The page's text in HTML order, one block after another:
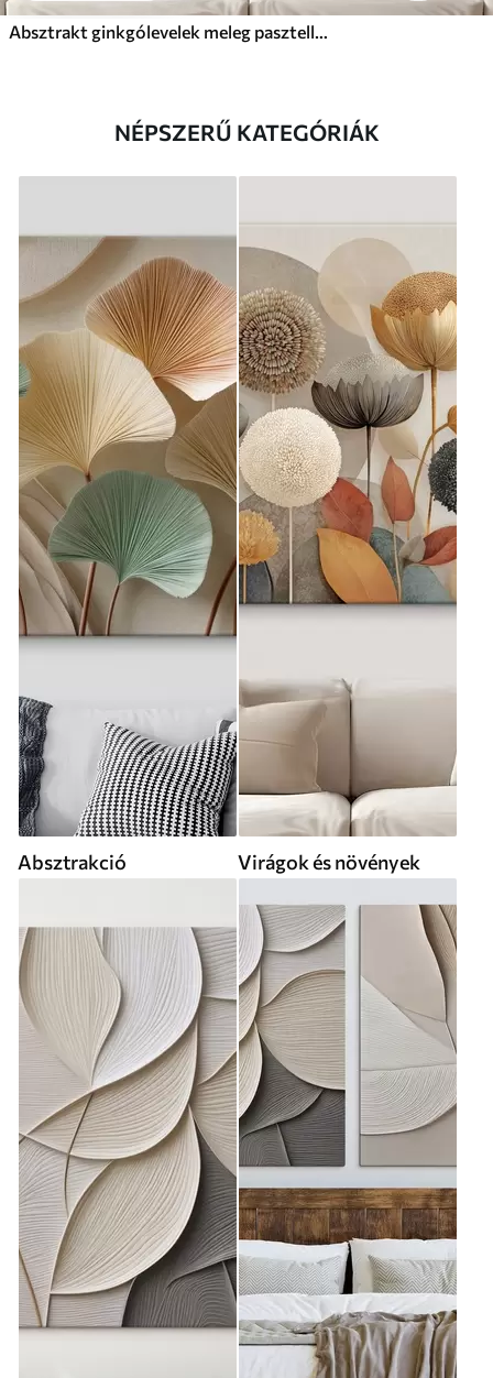
Absztrakt ginkgólevelek meleg pasztell színekben
NÉPSZERŰ KATEGÓRIÁK
Absztrakció Virágok és növények